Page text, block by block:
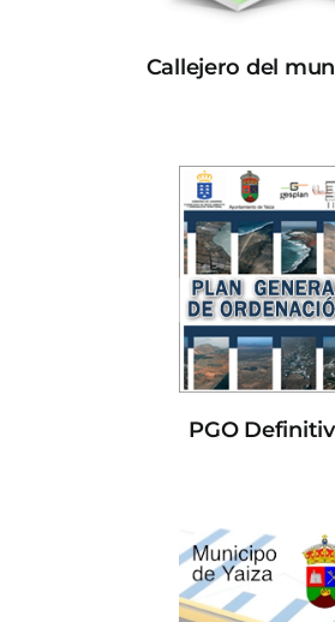
Callejero del
PGO